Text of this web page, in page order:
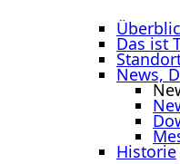
Das ist
News,
Historie